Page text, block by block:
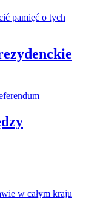
w całym kraju